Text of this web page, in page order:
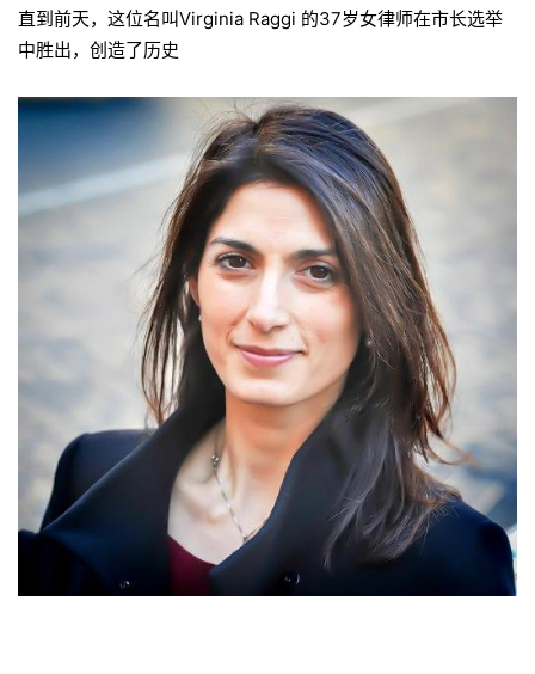
直到前天，这位名叫Virginia Raggi 的37岁女律师在市长选举
中胜出，创造了历史